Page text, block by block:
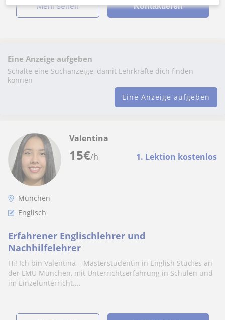
Mehr sehen Kontaktieren
Eine Anzeige aufgeben
Schalte eine Suchanzeige, damit Lehrkräfte dich finden
können
Eine Anzeige aufgeben
15€/h 1. Lektion kostenlos
Valentina
München
Englisch
Erfahrener Englischlehrer und
Nachhilfelehrer
Hi! Ich bin Valentina – Masterstudentin in English Studies an
der LMU München, mit Unterrichtserfahrung in Schulen und
im Einzelunterricht....